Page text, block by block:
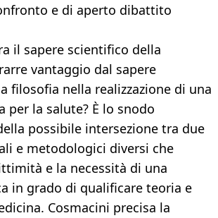
e di aperto dibattito
il sapere scientifico della
vantaggio dal sapere
filosofia nella realizzazione di una
per la salute? È lo snodo
possibile intersezione tra due
e metodologici diversi che
e la necessità di una
in grado di qualificare teoria e
Cosmacini precisa la